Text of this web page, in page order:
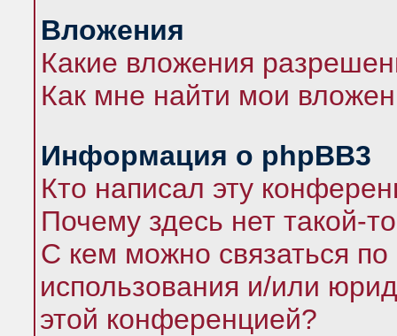
Вложения
Какие вложения
Как мне найти мои
Информация о phpBB3
Кто написал эту
Почему здесь нет такой-
С кем можно связаться по
использования и/или
этой конференцией?